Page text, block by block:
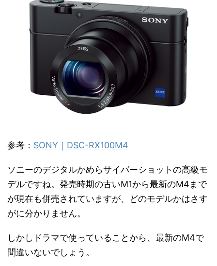
参考： SONY｜DSC-RX100M4
ソニーのデジタルかめらサイバーショットの高級モ
デルですね。発売時期の古いM1から最新のM4まで
が現在も併売されていますが、どのモデルかはさす
がに分かりません。
しかしドラマで使っていることから、最新のM4で
間違いないでしょう。